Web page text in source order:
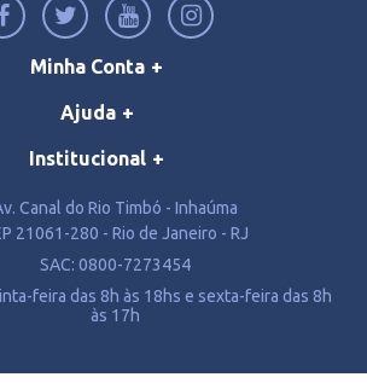
Minha Conta
Ajuda
Institucional
Canal do Rio Timbó - Inhaúma
21061-280 - Rio de Janeiro - RJ
SAC: 0800-7273454
feira das 8h às 18hs e sexta-feira das 8h
às 17h